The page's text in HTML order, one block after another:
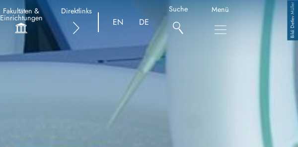
Fakultäten &
Einrichtungen
Direktlinks
EN DE
Suche Menü
Copyright
Detlev Müller